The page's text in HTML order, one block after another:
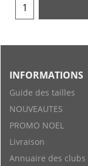
INFORMATIONS
Guide des tailles
NOUVEAUTES
PROMO NOEL
Livraison
Annuaire des clubs